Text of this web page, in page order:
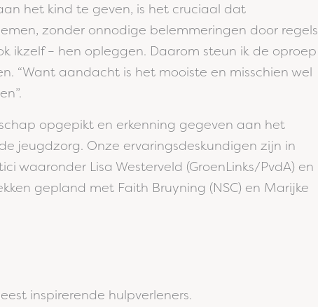
het kind te geven, is het cruciaal dat
zonder onnodige belemmeringen door regels
ikzelf – hen opleggen. Daarom steun ik de oproep
“Want aandacht is het mooiste en misschien wel
opgepikt en erkenning gegeven aan het
jeugdzorg. Onze ervaringsdeskundigen zijn in
waaronder Lisa Westerveld (GroenLinks/PvdA) en
gepland met Faith Bruyning (NSC) en Marijke
inspirerende hulpverleners.